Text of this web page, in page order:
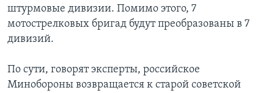
штурмовые дивизии. Помимо этого, 7
мотострелковых бригад будут преобразованы в 7
дивизий.
По сути, говорят эксперты, российское
Минобороны возвращается к старой советской